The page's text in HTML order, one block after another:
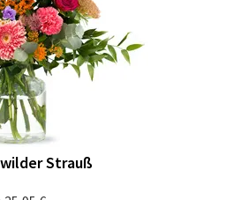
Strauß